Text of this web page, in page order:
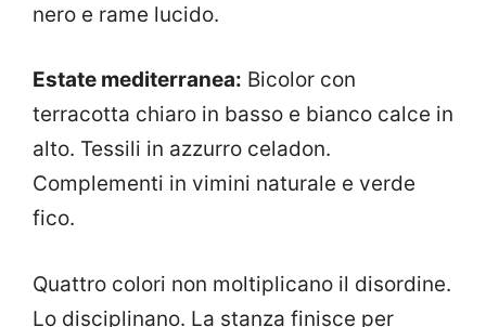
nero e rame lucido.
Estate mediterranea: Bicolor con
terracotta chiaro in basso e bianco calce in
alto. Tessili in azzurro celadon.
Complementi in vimini naturale e verde
fico.
Quattro colori non moltiplicano il disordine.
Lo disciplinano. La stanza finisce per